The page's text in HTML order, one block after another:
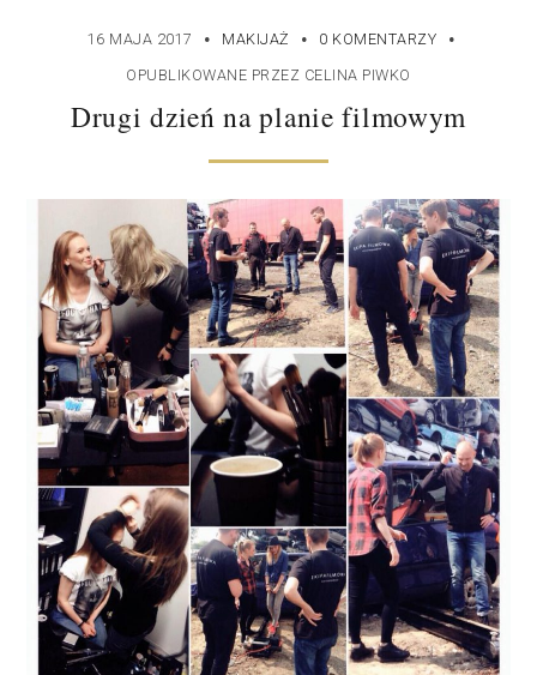
16 MAJA 2017 · MAKIJAŻ · 0 KOMENTARZY ·
OPUBLIKOWANE PRZEZ CELINA PIWKO
Drugi dzień na planie filmowym